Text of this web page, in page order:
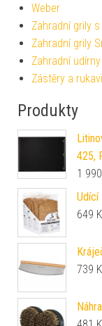
Weber
Zahradní grily
Zahradní grily
Zahradní udírny
Zástěry a
Produkty
425,
1 990
Udící
649
739